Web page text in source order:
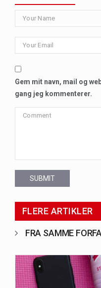
Gem mit navn, mail og
gang jeg kommenterer.
SUBMIT
FLERE ARTIKLER
FRA SAMME